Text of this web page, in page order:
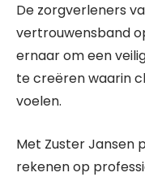
De zorgverleners
vertrouwensband
ernaar om een
te creëren waarin
voelen.
Met Zuster Jansen
rekenen op